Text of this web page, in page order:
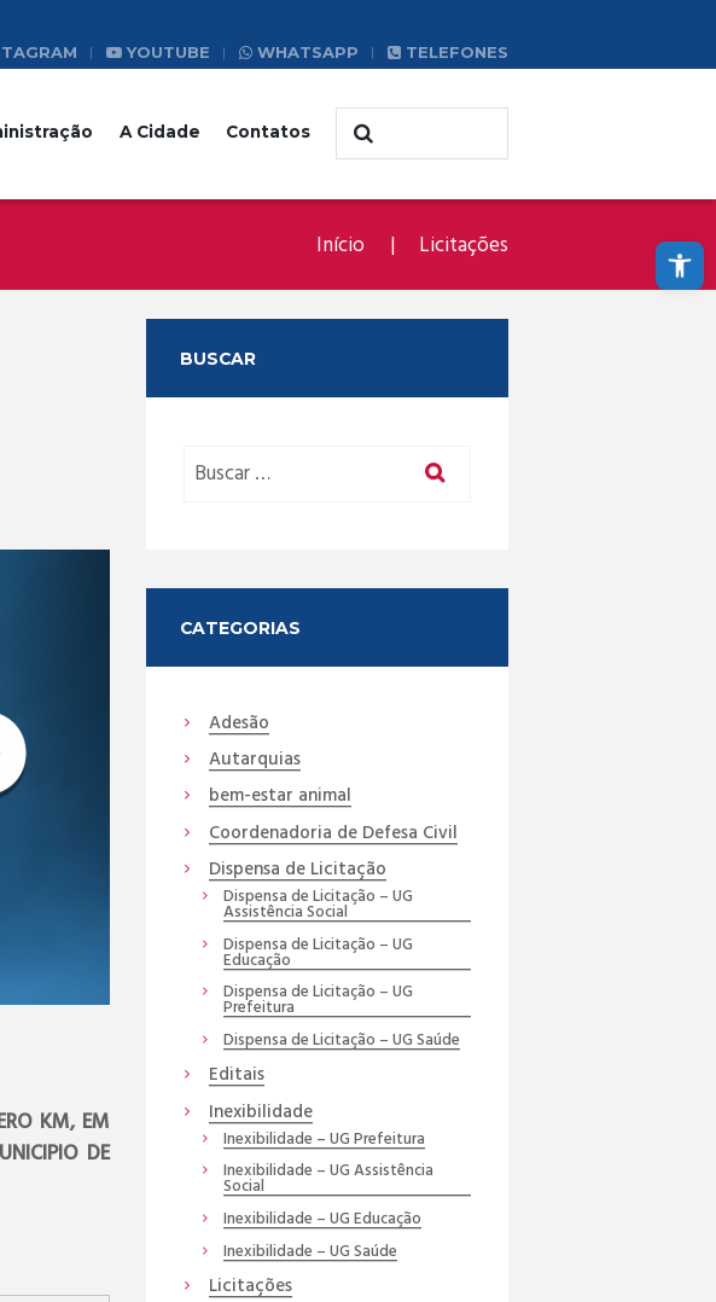
Abrir a barra de ferramentas
YOUTUBE WHATSAPP TELEFONES
A Cidade Contatos
Início Licitações
KM, EM
DE
BUSCAR
CATEGORIAS
Adesão
Autarquias
bem-estar animal
Coordenadoria de Defesa Civil
Dispensa de Licitação
Dispensa de Licitação – UG
Assistência Social
Dispensa de Licitação – UG
Educação
Dispensa de Licitação – UG
Prefeitura
Dispensa de Licitação – UG Saúde
Editais
Inexibilidade
Inexibilidade – UG Prefeitura
Inexibilidade – UG Assistência
Social
Inexibilidade – UG Educação
Inexibilidade – UG Saúde
Licitações